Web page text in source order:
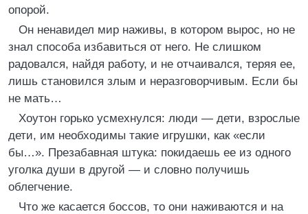
опорой.
Он ненавидел мир наживы, в котором вырос, но не
знал способа избавиться от него. Не слишком
радовался, найдя работу, и не отчаивался, теряя ее,
лишь становился злым и неразговорчивым. Если бы
не мать…
Хоутон горько усмехнулся: люди — дети, взрослые
дети, им необходимы такие игрушки, как «если
бы…». Презабавная штука: покидаешь ее из одного
уголка души в другой — и словно получишь
облегчение.
Что же касается боссов, то они наживаются и на